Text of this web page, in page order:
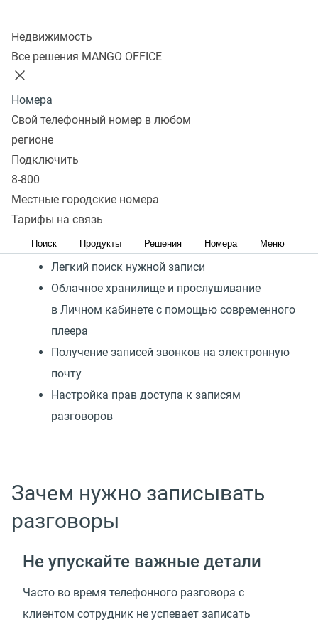
Недвижимость
Все решения MANGO OFFICE
Номера
Свой телефонный номер в любом
регионе
Подключить
8-800
Местные городские номера
Тарифы на связь
Поиск Продукты Решения Номера Меню
обслуживания с помощью
простого инструмента
Запись входящих и исходящих звонков
Ускорение прослушивания, шумоподавление,
перемотка
Добавление записей в избранное
записывать
Исключения для записи разговоров
руководства
Легкий поиск нужной записи
Облачное хранилище и прослушивание
в Личном кабинете с помощью современного
плеера
Получение записей звонков на электронную
почту
Настройка прав доступа к записям
разговоров
Зачем нужно записывать
разговоры
Не упускайте важные детали
Часто во время телефонного разговора с
клиентом сотрудник не успевает записать